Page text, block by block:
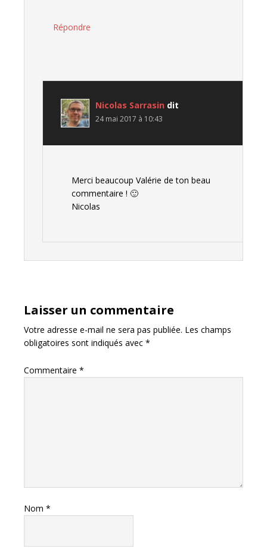
Répondre
Nicolas Sarrasin dit
24 mai 2017 à 10:43
Merci beaucoup Valérie de ton beau
commentaire ! 🙂
Nicolas
Laisser un commentaire
Votre adresse e-mail ne sera pas publiée. Les champs
obligatoires sont indiqués avec *
Commentaire *
Nom *